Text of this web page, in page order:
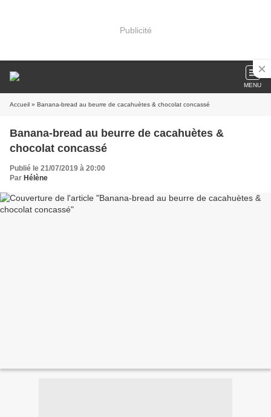
Publicité
MENU
Accueil » Banana-bread au beurre de cacahuètes & chocolat concassé
Banana-bread au beurre de cacahuètes &
chocolat concassé
Publié le 21/07/2019 à 20:00
Par Hélène